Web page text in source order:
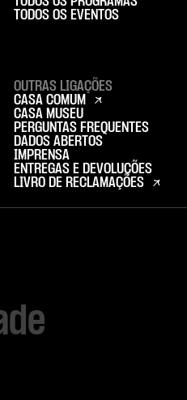
TODOS OS EVENTOS
OUTRAS LIGAÇÕES
CASA COMUM
CASA MUSEU
PERGUNTAS FREQUENTES
DADOS ABERTOS
IMPRENSA
ENTREGAS E DEVOLUÇÕES
LIVRO DE RECLAMAÇÕES